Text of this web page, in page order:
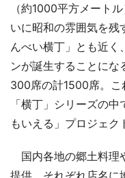
（約1000平方メート
いに昭和の雰囲気を残
んべい横丁」とも近く
ンが誕生することにな
300席の計1500席。こ
「横丁」シリーズの
もいえる」プロジェク
国内各地の郷土料理
提供。それぞれ店名に